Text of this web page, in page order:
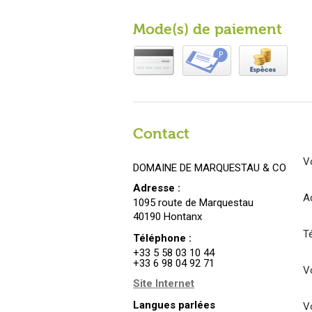
Mode(s) de paiement
Contact
DOMAINE DE MARQUESTAU & CO
Adresse :
1095 route de Marquestau
40190 Hontanx
Téléphone :
+33 5 58 03 10 44
+33 6 98 04 92 71
Site Internet
Langues parlées